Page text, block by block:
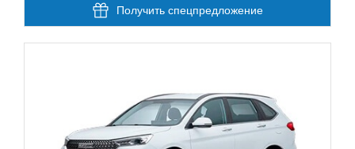
Получить спецпредложение